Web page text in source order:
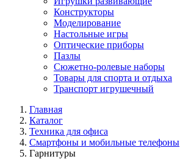
Конструкторы
Моделирование
Настольные игры
Оптические приборы
Пазлы
Сюжетно-ролевые наборы
Товары для спорта и отдыха
Транспорт игрушечный
Главная
Каталог
Техника для офиса
Смартфоны и мобильные телефоны
Гарнитуры